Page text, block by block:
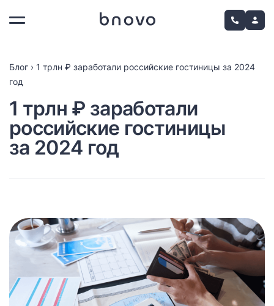
Блог › 1 трлн ₽ заработали российские гостиницы за 2024
год
1 трлн ₽ заработали
российские гостиницы
за 2024 год